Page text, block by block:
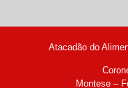
Atacadão do
Montese –